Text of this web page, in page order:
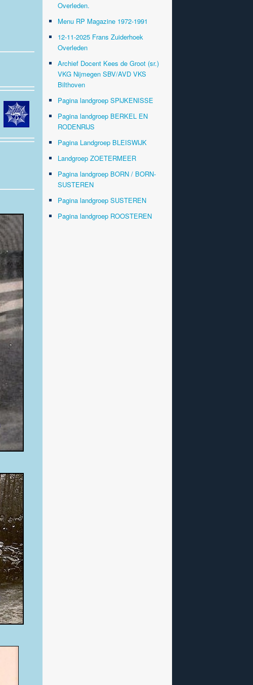
Overleden.
Menu RP Magazine 1972-1991
12-11-2025 Frans Zuiderhoek
Overleden
Archief Docent Kees de Groot (sr.)
VKG Nijmegen SBV/AVD VKS
Bilthoven
Pagina landgroep SPIJKENISSE
Pagina landgroep BERKEL EN
RODENRIJS
Pagina Landgroep BLEISWIJK
Landgroep ZOETERMEER
Pagina landgroep BORN / BORN-
SUSTEREN
Pagina landgroep SUSTEREN
Pagina landgroep ROOSTEREN